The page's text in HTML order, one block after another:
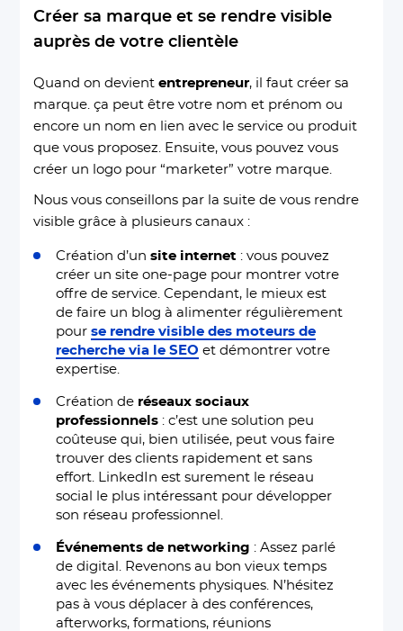
Créer sa marque et se rendre visible
auprès de votre clientèle
Quand on deviententrepreneur, il faut créer sa
marque. ça peut être votre nom et prénom ou
encore un nom en lien avec le service ou produit
que vous proposez. Ensuite, vous pouvez vous
créer un logo pour “marketer” votre marque.
Nous vous conseillons par la suite de vous rendre
visible grâce à plusieurs canaux :
Création d’unsite internet : vous pouvez
créer un site one-page pour montrer votre
offre de service. Cependant, le mieux est
de faire un blog à alimenter régulièrement
pourse rendre visible des moteurs de
recherche via le SEO et démontrer votre
expertise.
Création de réseaux sociaux
professionnels : c’est une solution peu
coûteuse qui, bien utilisée, peut vous faire
trouver des clients rapidement et sans
effort. LinkedIn est surement le réseau
social le plus intéressant pour développer
son réseau professionnel.
Événements de networking : Assez parlé
de digital. Revenons au bon vieux temps
avec les événements physiques. N’hésitez
pas à vous déplacer à des conférences,
afterworks, formations, réunions